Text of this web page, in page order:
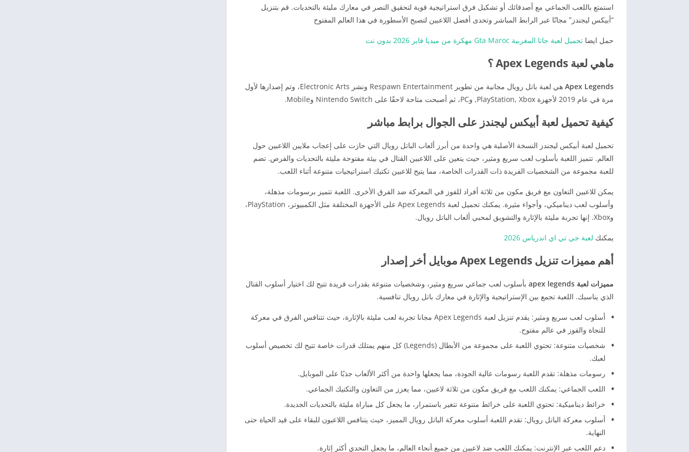
استمتع باللعب الجماعي مع أصدقائك أو تشكيل فرق استراتيجية قوية لتحقيق النصر في معارك مليئة بالتحديات. قم بتنزيل
“أبيكس ليجندز” مجانًا عبر الرابط المباشر وتحدى أفضل اللاعبين لتصبح الأسطورة في هذا العالم المفتوح
حمل ايضا تحميل لعبة جاتا المغربية Gta Maroc مهكرة من ميديا فاير 2026 بدون نت
ماهي لعبة Apex Legends ؟
Apex Legends
هي لعبة باتل رويال مجانية من تطوير Respawn Entertainment ونشر Electronic Arts، وتم إصدارها لأول
مرة في عام 2019 لأجهزة PlayStation, Xbox, وPC، ثم أصبحت متاحة لاحقًا على Nintendo Switch وMobile.
كيفية تحميل لعبة أبيكس ليجندز على الجوال برابط مباشر
تحميل لعبة أبيكس ليجندز النسخة الأصلية هي واحدة من أبرز ألعاب الباتل رويال التي حازت على إعجاب ملايين اللاعبين حول
العالم. تتميز اللعبة بأسلوب لعب سريع ومثير، حيث يتعين على اللاعبين القتال في بيئة مفتوحة مليئة بالتحديات والفرص. تضم
للعبة مجموعة من الشخصيات الفريدة ذات القدرات الخاصة، مما يتيح للاعبين تكتيك استراتيجيات متنوعة أثناء اللعب.
يمكن للاعبين التعاون مع فريق مكون من ثلاثة أفراد للفوز في المعركة ضد الفرق الأخرى. اللعبة تتميز برسومات مذهلة،
وأسلوب لعب ديناميكي، وأجواء مثيرة. يمكنك تحميل لعبة Apex Legends على الأجهزة المختلفة مثل الكمبيوتر، PlayStation،
وXbox. إنها تجربة مليئة بالإثارة والتشويق لمحبي ألعاب الباتل رويال.
يمكنك لعبة جي تي اي اندرياس 2026
أهم مميزات تنزيل Apex Legends موبايل أخر إصدار
مميزات لعبة apex legends
بأسلوب لعب جماعي سريع ومثير، وشخصيات متنوعة بقدرات فريدة تتيح لك اختيار أسلوب القتال
الذي يناسبك. اللعبة تجمع بين الإستراتيجية والإثارة في معارك باتل رويال تنافسية.
أسلوب لعب سريع ومثير: يقدم تنزيل لعبة Apex Legends مجانا تجربة لعب مليئة بالإثارة، حيث تتنافس الفرق في معركة
للنجاة والفوز في عالم مفتوح.
شخصيات متنوعة: تحتوي اللعبة على مجموعة من الأبطال (Legends) كل منهم يمتلك قدرات خاصة تتيح لك تخصيص أسلوب
لعبك.
رسومات مذهلة: تقدم اللعبة رسومات عالية الجودة، مما يجعلها واحدة من أكثر الألعاب جذبًا على الموبايل.
اللعب الجماعي: يمكنك اللعب مع فريق مكون من ثلاثة لاعبين، مما يعزز من التعاون والتكتيك الجماعي.
خرائط ديناميكية: تحتوي اللعبة على خرائط متنوعة تتغير باستمرار، ما يجعل كل مباراة مليئة بالتحديات الجديدة.
أسلوب معركة الباتل رويال: تقدم اللعبة أسلوب معركة الباتل رويال المميز، حيث يتنافس اللاعبون للبقاء على قيد الحياة حتى
النهاية.
دعم اللعب عبر الإنترنت: يمكنك اللعب ضد لاعبين من جميع أنحاء العالم، ما يجعل التحدي أكثر إثارة.